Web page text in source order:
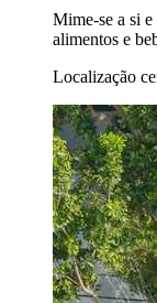
Mime-se a si
alimentos e
Localização